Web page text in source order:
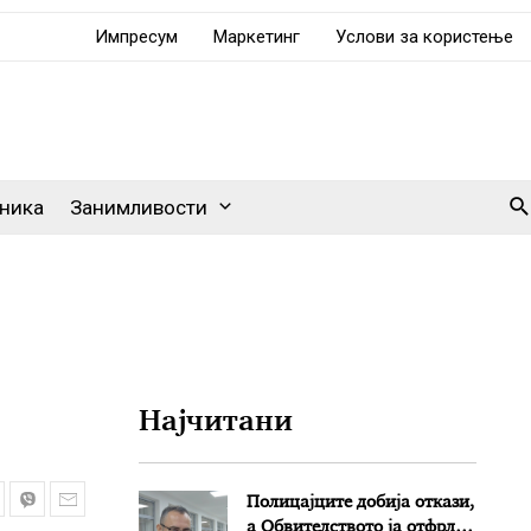
Импресум Маркетинг Услови за користење
Занимливости
Најчитани
Полицајците добија откази,
а Обвителството ја отфрли